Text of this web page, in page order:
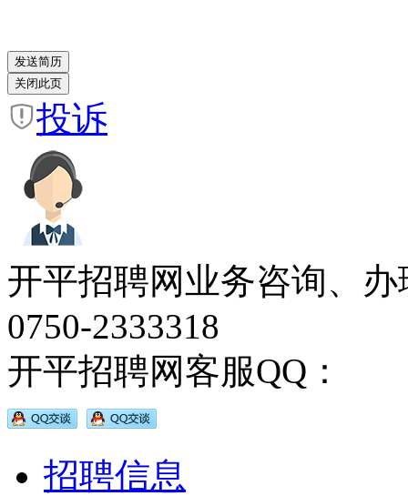
投诉
开平招聘网业务咨询、
0750-2333318
开平招聘网客服QQ：
招聘信息